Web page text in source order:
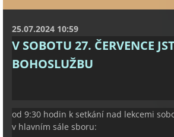
25.07.2024 10:59
V SOBOTU 27. ČERVENCE
BOHOSLUŽBU
od 9:30 hodin k setkání nad lekcemi
v hlavním sále sboru: